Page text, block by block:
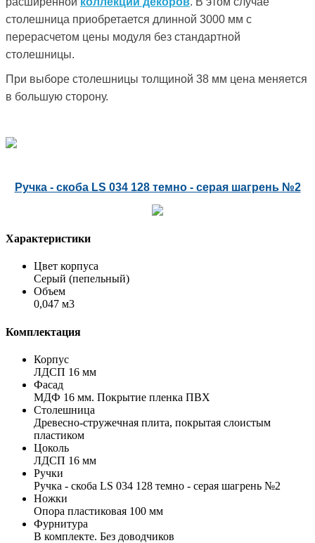
столешница приобретается длинной 3000 мм с
перерасчетом цены модуля без стандартной
столешницы.
При выборе столешницы толщиной 38 мм цена меняется
в большую сторону.
Ручка - скоба LS 034 128 темно - серая шагрень №2
Характеристики
Цвет корпуса
Серый (пепельный)
Объем
0,047 м3
Комплектация
Корпус
ЛДСП 16 мм
Фасад
МДФ 16 мм. Покрытие пленка ПВХ
Столешница
Древесно-стружечная плита, покрытая слоистым
пластиком
Цоколь
ЛДСП 16 мм
Ручки
Ручка - скоба LS 034 128 темно - серая шагрень №2
Ножки
Опора пластиковая 100 мм
Фурнитура
В комплекте. Без доводчиков